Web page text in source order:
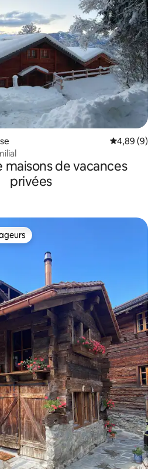
Évaluation
4,89 (9)
maisons de vacances
privées
les plus appréciés